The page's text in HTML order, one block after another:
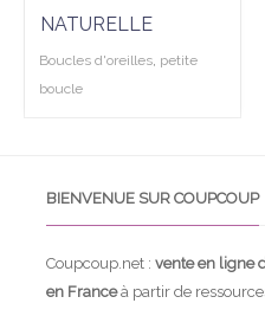
NATURELLE
Boucles d'oreilles, petite
boucle
BIENVENUE SUR COUPCOUP
Coupcoup.net : vente en ligne
en Franceà partir de